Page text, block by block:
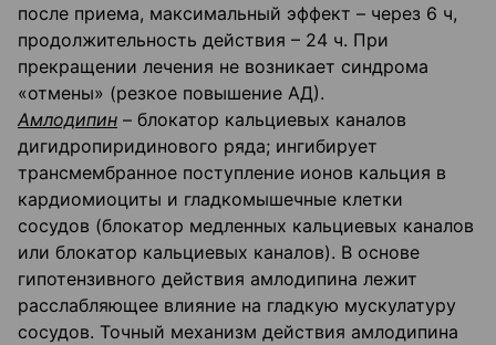
после приема, максимальный эффект – через 6 ч,
продолжительность действия – 24 ч. При
прекращении лечения не возникает синдрома
«отмены» (резкое повышение АД).
Амлодипин – блокатор кальциевых каналов
дигидропиридинового ряда; ингибирует
трансмембранное поступление ионов кальция в
кардиомиоциты и гладкомышечные клетки
сосудов (блокатор медленных кальциевых каналов
или блокатор кальциевых каналов). В основе
гипотензивного действия амлодипина лежит
расслабляющее влияние на гладкую мускулатуру
сосудов. Точный механизм действия амлодипина